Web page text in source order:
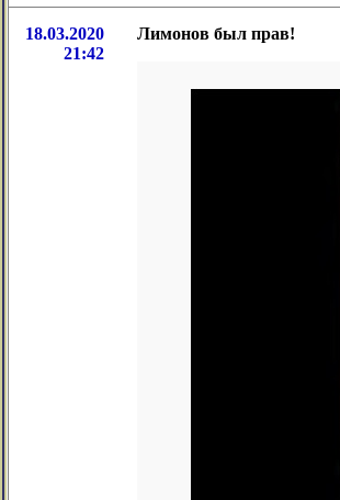
18.03.2020
21:42
Лимонов был прав!